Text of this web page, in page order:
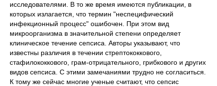
исследователями. В то же время имеются публикации, в
которых излагается, что термин "неспецифический
инфекционный процесс" ошибочен. При этом вид
микроорганизма в значительной степени определяет
клиническое течение сепсиса. Авторы указывают, что
известны различия в течении стрептококкового,
стафилококкового, грам-отрицательного, грибкового и других
видов сепсиса. С этими замечаниями трудно не согласиться.
К тому же сейчас многие ученые считают, что сепсис